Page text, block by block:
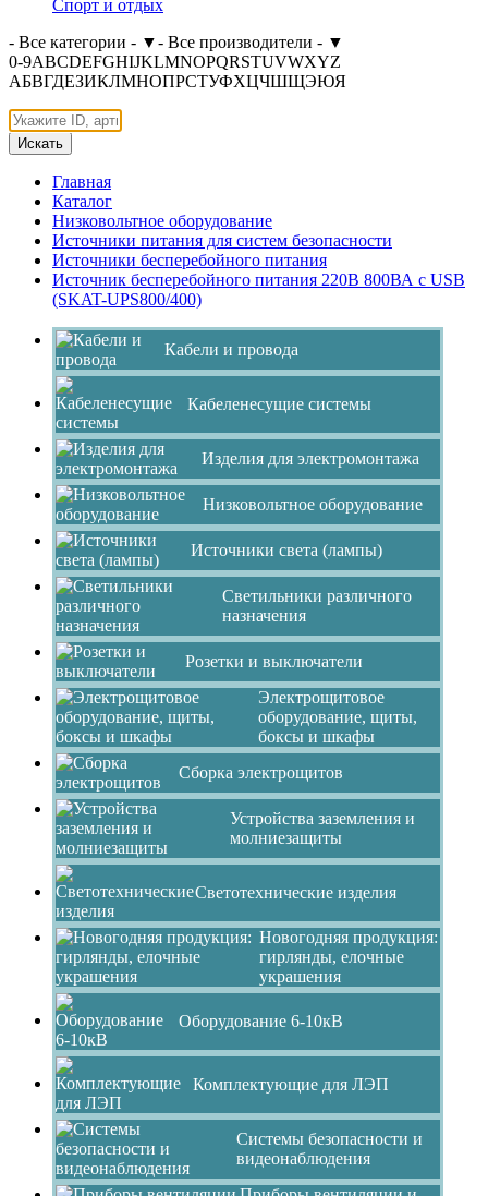
Спорт и отдых
- Все категории - ▼- Все производители - ▼
0-9ABCDEFGHIJKLMNOPQRSTUVWXYZ
АБВГДЕЗИКЛМНОПРСТУФХЦЧШЩЭЮЯ
Искать
Главная
Каталог
Низковольтное оборудование
Источники питания для систем безопасности
Источники бесперебойного питания
Источник бесперебойного питания 220В 800ВА c USB
(SKAT-UPS800/400)
Кабели и провода
Кабеленесущие системы
Изделия для электромонтажа
Низковольтное оборудование
Источники света (лампы)
Светильники различного
назначения
Розетки и выключатели
Электрощитовое
оборудование, щиты,
боксы и шкафы
Сборка электрощитов
Устройства заземления и
молниезащиты
Светотехнические изделия
Новогодняя продукция:
гирлянды, елочные
украшения
Оборудование 6-10кВ
Комплектующие для ЛЭП
Системы безопасности и
видеонаблюдения